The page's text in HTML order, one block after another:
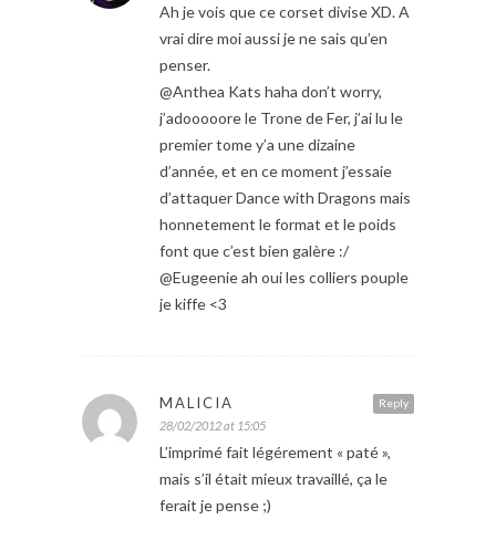
Ah je vois que ce corset divise XD. A
vrai dire moi aussi je ne sais qu’en
penser.
@Anthea Kats haha don’t worry,
j’adooooore le Trone de Fer, j’ai lu le
premier tome y’a une dizaine
d’année, et en ce moment j’essaie
d’attaquer Dance with Dragons mais
honnetement le format et le poids
font que c’est bien galère :/
@Eugeenie ah oui les colliers pouple
je kiffe <3
Reply
MALICIA
28/02/2012 at 15:05
L’imprimé fait légérement « paté »,
mais s’il était mieux travaillé, ça le
ferait je pense ;)